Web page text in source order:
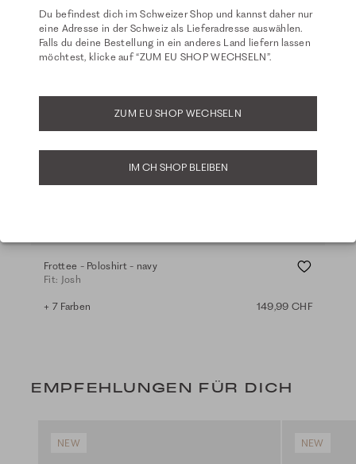
Frottee - Poloshirt - navy
Fit: Josh
+ 7 Farben 149,99 CHF
EMPFEHLUNGEN FÜR DICH
NEW NEW
Du befindest dich im Schweizer Shop und kannst daher nur
eine Adresse in der Schweiz als Lieferadresse auswählen.
Falls du deine Bestellung in ein anderes Land liefern lassen
möchtest, klicke auf “ZUM EU SHOP WECHSELN”.
ZUM EU SHOP WECHSELN
IM CH SHOP BLEIBEN